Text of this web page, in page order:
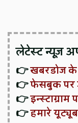
लेटेस्ट न्यूज़
👉खबरडोज के
👉फेसबुक पर
👉
👉हमारे